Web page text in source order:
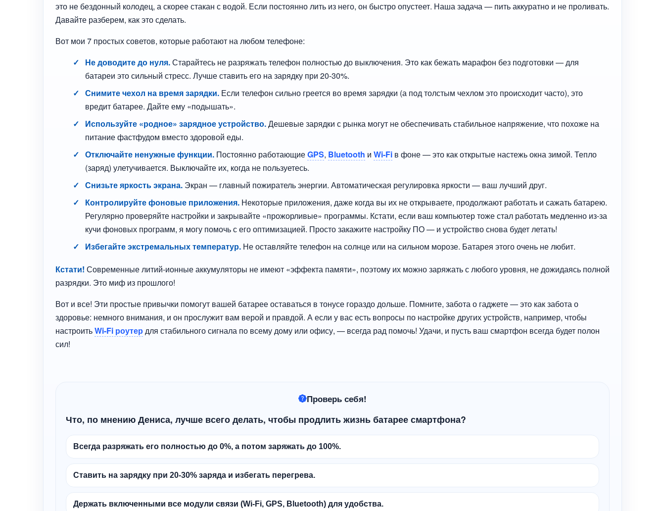
это не бездонный колодец, а скорее стакан с водой. Если постоянно лить из него, он быстро опустеет. Наша задача — пить аккуратно и не проливать.
Давайте разберем, как это сделать.
Вот мои 7 простых советов, которые работают на любом телефоне:
Не доводите до нуля.Старайтесь не разряжать телефон полностью до выключения. Это как бежать марафон без подготовки — для
батареи это сильный стресс. Лучше ставить его на зарядку при 20-30%.
Снимите чехол на время зарядки. Если телефон сильно греется во время зарядки (а под толстым чехлом это происходит часто), это
вредит батарее. Дайте ему «подышать».
Используйте «родное» зарядное устройство.Дешевые зарядки с рынка могут не обеспечивать стабильное напряжение, что похоже на
питание фастфудом вместо здоровой еды.
Отключайте ненужные функции. Постоянно работающиеGPS, Bluetooth иWi-Fi в фоне — это как открытые настежь окна зимой. Тепло
(заряд) улетучивается. Выключайте их, когда не пользуетесь.
Снизьте яркость экрана. Экран — главный пожиратель энергии. Автоматическая регулировка яркости — ваш лучший друг.
Контролируйте фоновые приложения. Некоторые приложения, даже когда вы их не открываете, продолжают работать и сажать батарею.
Регулярно проверяйте настройки и закрывайте «прожорливые» программы. Кстати, если ваш компьютер тоже стал работать медленно из-за
кучи фоновых программ, я могу помочь с его оптимизацией. Просто закажите настройку ПО — и устройство снова будет летать!
Избегайте экстремальных температур. Не оставляйте телефон на солнце или на сильном морозе. Батарея этого очень не любит.
Кстати! Современные литий-ионные аккумуляторы не имеют «эффекта памяти», поэтому их можно заряжать с любого уровня, не дожидаясь полной
разрядки. Это миф из прошлого!
Вот и все! Эти простые привычки помогут вашей батарее оставаться в тонусе гораздо дольше. Помните, забота о гаджете — это как забота о
здоровье: немного внимания, и он прослужит вам верой и правдой. А если у вас есть вопросы по настройке других устройств, например, чтобы
настроитьWi-Fi роутер для стабильного сигнала по всему дому или офису, — всегда рад помочь! Удачи, и пусть ваш смартфон всегда будет полон
сил!
Проверь себя!
Что, по мнению Дениса, лучше всего делать, чтобы продлить жизнь батарее смартфона?
Всегда разряжать его полностью до 0%, а потом заряжать до 100%.
Ставить на зарядку при 20-30% заряда и избегать перегрева.
Держать включенными все модули связи (Wi-Fi, GPS, Bluetooth) для удобства.